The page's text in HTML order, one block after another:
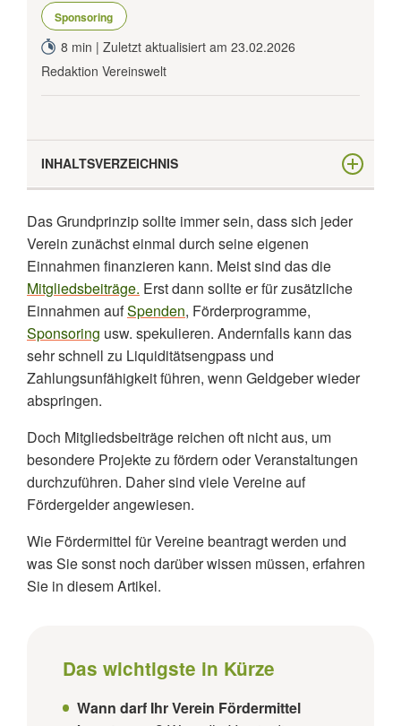
Sponsoring
8 min | Zuletzt aktualisiert am 23.02.2026
Redaktion Vereinswelt
INHALTSVERZEICHNIS
Welche Arten der Förderung für Vereine gibt es?
Wo kann man Fördergelder beantragen?
Antragstellung für Fördergelder: So gehen Sie richtig
vor (Schritt für Schritt)
Checkliste Förderkonzept: Diese Unterlagen sollten
Sie immer parat haben
Was ist Sponsoring für Vereine?
Was ist Fundraising für Vereine?
Fördermittel für den Verein aus dem EU-Topf
Wie hoch sind Fördergelder für Vereine?
FAQ: Fördermittel
Das Grundprinzip sollte immer sein, dass sich jeder
Verein zunächst einmal durch seine eigenen
Einnahmen finanzieren kann. Meist sind das die
Mitgliedsbeiträge. Erst dann sollte er für zusätzliche
Einnahmen aufSpenden, Förderprogramme,
Sponsoring usw. spekulieren. Andernfalls kann das
sehr schnell zu Liquiditätsengpass und
Zahlungsunfähigkeit führen, wenn Geldgeber wieder
abspringen.
Doch Mitgliedsbeiträge reichen oft nicht aus, um
besondere Projekte zu fördern oder Veranstaltungen
durchzuführen. Daher sind viele Vereine auf
Fördergelder angewiesen.
Wie Fördermittel für Vereine beantragt werden und
was Sie sonst noch darüber wissen müssen, erfahren
Sie in diesem Artikel.
Das wichtigste in Kürze
Wann darf Ihr Verein Fördermittel